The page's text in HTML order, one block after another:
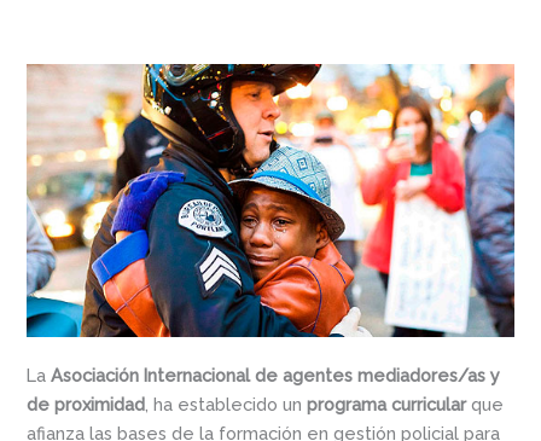
La Asociación Internacional de agentes mediadores/as y
de proximidad, ha establecido un programa curricularque
afianza las bases de la formación en gestión policial para